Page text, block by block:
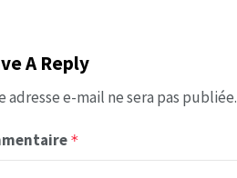
A Reply
adresse e-mail ne sera pas publiée.
*